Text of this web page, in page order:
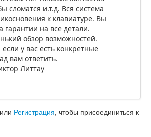
сломатся и.т.д. Вся система
к клавиатуре. Вы
гарантии на все детали.
обзор возможностей.
у вас есть конкретные
вам ответить.
Литтау
или Регистрация, чтобы присоединиться к